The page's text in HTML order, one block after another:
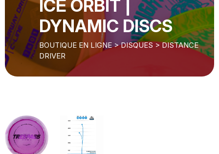
ICE ORBIT |
DYNAMIC DISCS
BOUTIQUE EN LIGNE>DISQUES >DISTANCE
DRIVER